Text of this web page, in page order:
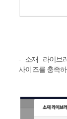
- 소재 라이브
사이즈를 충족